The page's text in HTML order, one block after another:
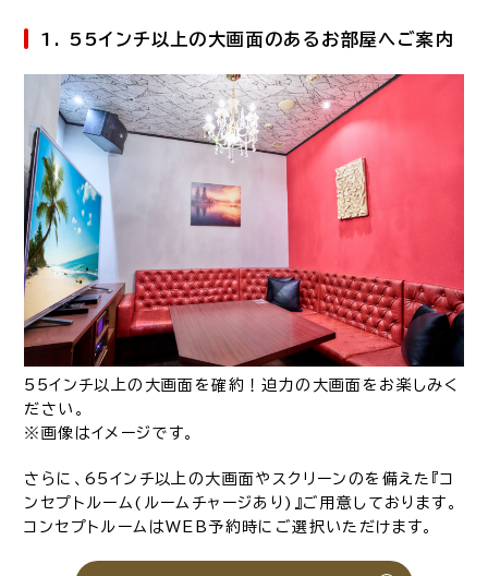
1. 55インチ以上の大画面のあるお部屋へご案内
55インチ以上の大画面を確約！迫力の大画面をお楽しみく
ださい。
※画像はイメージです。
さらに、65インチ以上の大画面やスクリーンのを備えた『コ
ンセプトルーム(ルームチャージあり)』ご用意しております。
コンセプトルームはWEB予約時にご選択いただけます。